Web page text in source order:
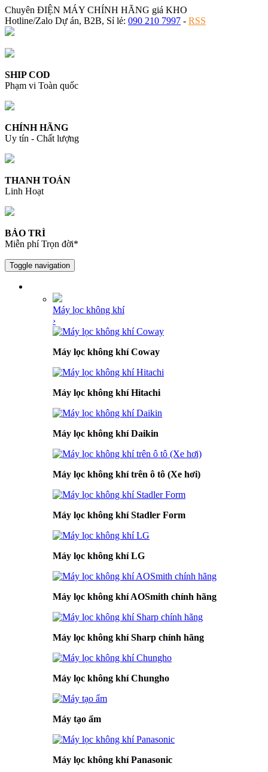
Chuyên ĐIỆN MÁY CHÍNH HÃNG giá KHO
Hotline/Zalo Dự án, B2B, Sỉ lẻ: 090 210 7997 - RSS
SHIP COD
Phạm vi Toàn quốc
CHÍNH HÃNG
Uy tín - Chất lượng
THANH TOÁN
Linh Hoạt
BẢO TRÌ
Miễn phí Trọn đời*
Toggle navigation
Máy lọc không khí
›
Máy lọc không khí Coway
Máy lọc không khí Hitachi
Máy lọc không khí Daikin
Máy lọc không khí trên ô tô (Xe hơi)
Máy lọc không khí Stadler Form
Máy lọc không khí LG
Máy lọc không khí AOSmith chính hãng
Máy lọc không khí Sharp chính hãng
Máy lọc không khí Chungho
Máy tạo ẩm
Máy lọc không khí Panasonic